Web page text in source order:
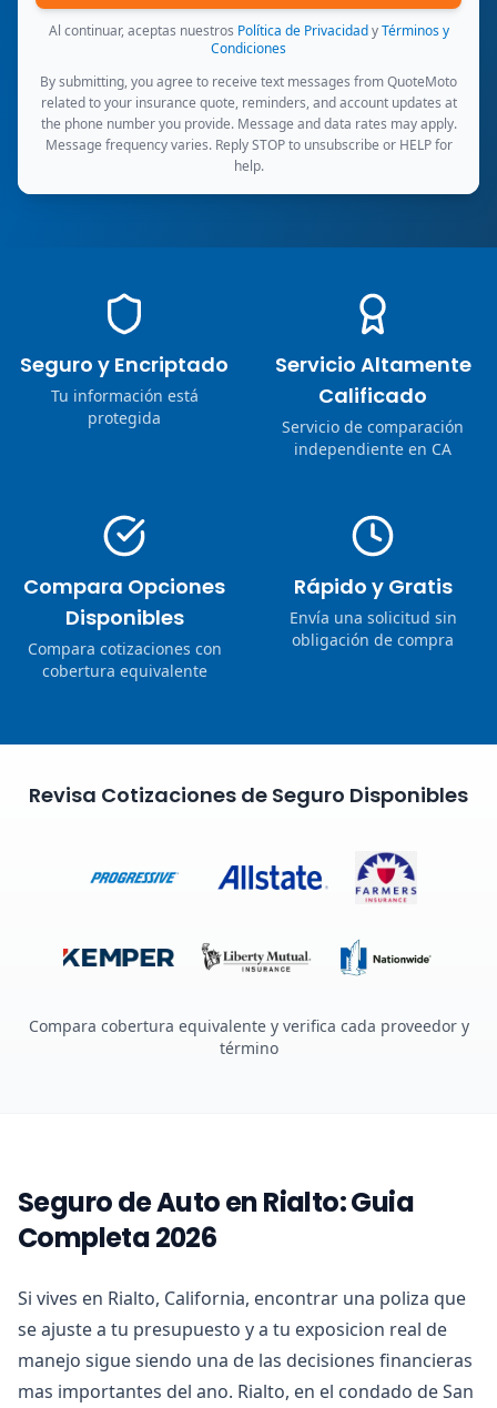
Al continuar, aceptas nuestros Política de Privacidad y Términos y
Condiciones
By submitting, you agree to receive text messages from QuoteMoto
related to your insurance quote, reminders, and account updates at
the phone number you provide. Message and data rates may apply.
Message frequency varies. Reply STOP to unsubscribe or HELP for
help.
Seguro y Encriptado
Tu información está
protegida
Servicio Altamente
Calificado
Servicio de comparación
independiente en CA
Compara Opciones
Disponibles
Compara cotizaciones con
cobertura equivalente
Rápido y Gratis
Envía una solicitud sin
obligación de compra
Revisa Cotizaciones de Seguro Disponibles
Compara cobertura equivalente y verifica cada proveedor y
término
Seguro de Auto en Rialto: Guia
Completa 2026
Si vives en Rialto, California, encontrar una poliza que
se ajuste a tu presupuesto y a tu exposicion real de
manejo sigue siendo una de las decisiones financieras
mas importantes del ano. Rialto, en el condado de San